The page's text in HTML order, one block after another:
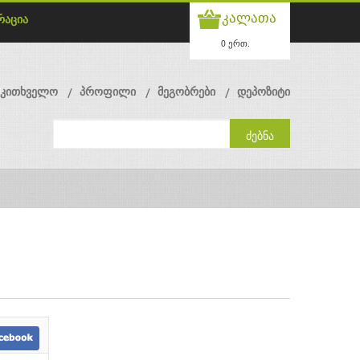
კალათა
0 ერთ.
პროფილი მეგობრები დეპოზიტი